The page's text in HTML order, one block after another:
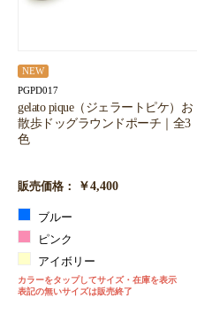
NEW
PGPD017
gelato pique（ジェラートピケ）お
散歩ドッグラウンドポーチ｜全3
色
販売価格： ￥4,400
ブルー
ピンク
アイボリー
カラーをタップしてサイズ・在庫を表示
表記の無いサイズは販売終了